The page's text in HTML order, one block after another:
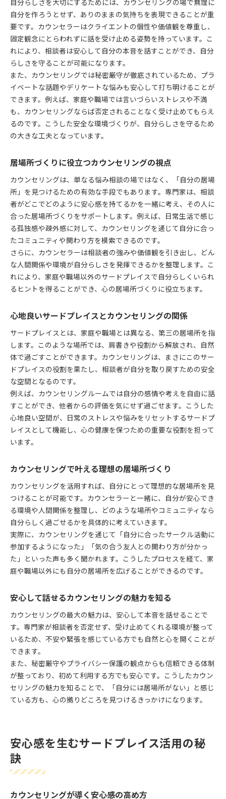
自分らしさを大切にするためには、カウンセリングの場で無理に
自分を作ろうとせず、ありのままの気持ちを表現できることが重
要です。カウンセラーはクライエントの個性や価値観を尊重し、
固定観念にとらわれずに話を受け止める姿勢を持っています。こ
れにより、相談者は安心して自分の本音を話すことができ、自分
らしさを守ることが可能になります。
また、カウンセリングでは秘密厳守が徹底されているため、プラ
イベートな話題やデリケートな悩みも安心して打ち明けることが
できます。例えば、家庭や職場では言いづらいストレスや不満
も、カウンセリングならば否定されることなく受け止めてもらえ
るのです。こうした安全な環境づくりが、自分らしさを守るため
の大きな工夫となっています。
居場所づくりに役立つカウンセリングの視点
カウンセリングは、単なる悩み相談の場ではなく、「自分の居場
所」を見つけるための有効な手段でもあります。専門家は、相談
者がどこでどのように安心感を持てるかを一緒に考え、その人に
合った居場所づくりをサポートします。例えば、日常生活で感じ
る孤独感や疎外感に対して、カウンセリングを通じて自分に合っ
たコミュニティや関わり方を模索できるのです。
さらに、カウンセラーは相談者の強みや価値観を引き出し、どん
な人間関係や環境が自分らしさを発揮できるかを整理します。こ
れにより、家庭や職場以外のサードプレイスで自分らしくいられ
るヒントを得ることができ、心の居場所づくりに役立ちます。
心地良いサードプレイスとカウンセリングの関係
サードプレイスとは、家庭や職場とは異なる、第三の居場所を指
します。このような場所では、肩書きや役割から解放され、自然
体で過ごすことができます。カウンセリングは、まさにこのサー
ドプレイスの役割を果たし、相談者が自分を取り戻すための安全
な空間となるのです。
例えば、カウンセリングルームでは自分の感情や考えを自由に話
すことができ、他者からの評価を気にせず過ごせます。こうした
心地良い空間が、日常のストレスや悩みをリセットするサードプ
レイスとして機能し、心の健康を保つための重要な役割を担って
います。
カウンセリングで叶える理想の居場所づくり
カウンセリングを活用すれば、自分にとって理想的な居場所を見
つけることが可能です。カウンセラーと一緒に、自分が安心でき
る環境や人間関係を整理し、どのような場所やコミュニティなら
自分らしく過ごせるかを具体的に考えていきます。
実際に、カウンセリングを通じて「自分に合ったサークル活動に
参加するようになった」「気の合う友人との関わり方が分かっ
た」といった声も多く聞かれます。こうしたプロセスを経て、家
庭や職場以外にも自分の居場所を広げることができるのです。
安心して話せるカウンセリングの魅力を知る
カウンセリングの最大の魅力は、安心して本音を話せることで
す。専門家が相談者を否定せず、受け止めてくれる環境が整って
いるため、不安や緊張を感じている方でも自然と心を開くことが
できます。
また、秘密厳守やプライバシー保護の観点からも信頼できる体制
が整っており、初めて利用する方でも安心です。こうしたカウン
セリングの魅力を知ることで、「自分には居場所がない」と感じ
ている方も、心の拠りどころを見つけるきっかけになります。
安心感を生むサードプレイス活用の秘
訣
カウンセリングが導く安心感の高め方